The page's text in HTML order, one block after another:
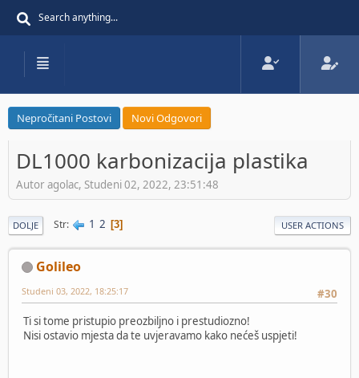
Nepročitani Postovi Novi Odgovori
DL1000 karbonizacija plastika
Autor agolac, Studeni 02, 2022, 23:51:48
DOLJE Str 1 2 3 USER ACTIONS
Golileo
#30
Studeni 03, 2022, 18:25:17
Ti si tome pristupio preozbiljno i prestudiozno!
Nisi ostavio mjesta da te uvjeravamo kako nećeš uspjeti!